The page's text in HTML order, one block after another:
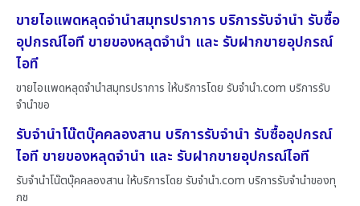
ขายไอแพดหลุดจำนำสมุทรปราการ บริการรับจำนำ รับซื้อ
อุปกรณ์ไอที ขายของหลุดจำนำ และ รับฝากขายอุปกรณ์
ไอที
ขายไอแพดหลุดจำนำสมุทรปราการ ให้บริการโดย รับจํานํา.com บริการรับ
จำนำขอ
รับจำนำโน๊ตบุ๊คคลองสาน บริการรับจำนำ รับซื้ออุปกรณ์
ไอที ขายของหลุดจำนำ และ รับฝากขายอุปกรณ์ไอที
รับจำนำโน๊ตบุ๊คคลองสาน ให้บริการโดย รับจํานํา.com บริการรับจำนำของทุ
กช